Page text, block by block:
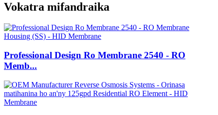
Vokatra mifandraika
Professional Design Ro Membrane 2540 - RO
Memb...